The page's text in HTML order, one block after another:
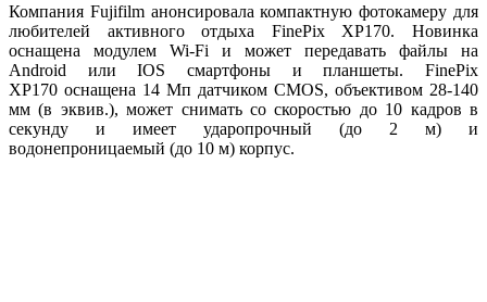
Компания Fujifilm анонсировала компактную фотокамеру для
любителей активного отдыха FinePix XP170. Новинка
оснащена модулем Wi-Fi и может передавать файлы на
Android или IOS смартфоны и планшеты. FinePix
XP170 оснащена 14 Мп датчиком CMOS, объективом 28-140
мм (в эквив.), может снимать со скоростью до 10 кадров в
секунду и имеет ударопрочный (до 2 м) и
водонепроницаемый (до 10 м) корпус.